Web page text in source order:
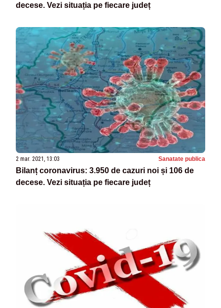
decese. Vezi situația pe fiecare județ
2 mar. 2021, 13:03 Sanatate publica
Bilanț coronavirus: 3.950 de cazuri noi și 106 de
decese. Vezi situația pe fiecare județ